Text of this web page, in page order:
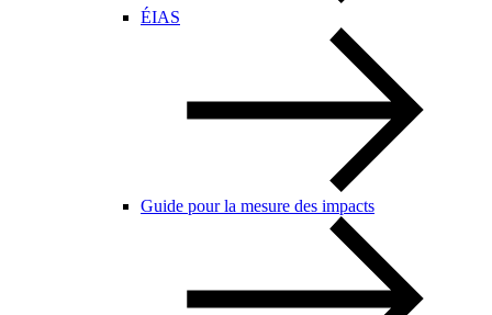
ÉIAS
Guide pour la mesure des impacts